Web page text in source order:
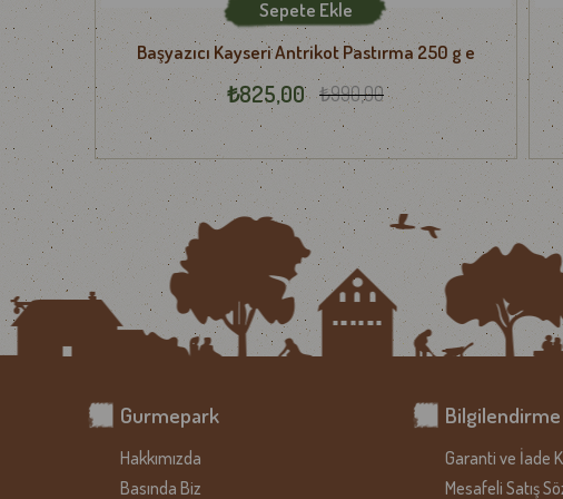
Bizi tercih ettiğiniz için teşekkür eder, afiyetle tüketmenizi dileriz.
Başyazıcı Kayseri Antrikot Pastırma 250 g e
₺825,00 ₺990,00
Sepete Ekle
Gurmepark
Hakkımızda
Basında Biz
Bilgilendirme
Garanti ve İade
Mesafeli Satış